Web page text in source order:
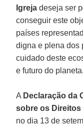
Igreja deseja ser
conseguir este
países
digna e plena dos
cuidado deste
e futuro do planeta.
A Declaração da
sobre os
no dia 13 de